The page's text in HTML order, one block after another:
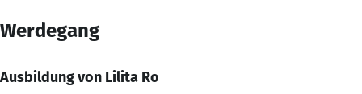
Werdegang
Ausbildung von Lilita Ro